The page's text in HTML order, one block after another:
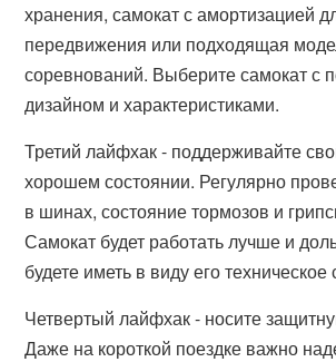
хранения, самокат с амортизацией
передвижения или подходящая
соревнований. Выберите самокат с
дизайном и характеристиками.
Третий лайфхак - поддерживайте
хорошем состоянии. Регулярно
в шинах, состояние тормозов и
Самокат будет работать лучше и
будете иметь в виду его техническое
Четвертый лайфхак - носите
Даже на короткой поездке важно